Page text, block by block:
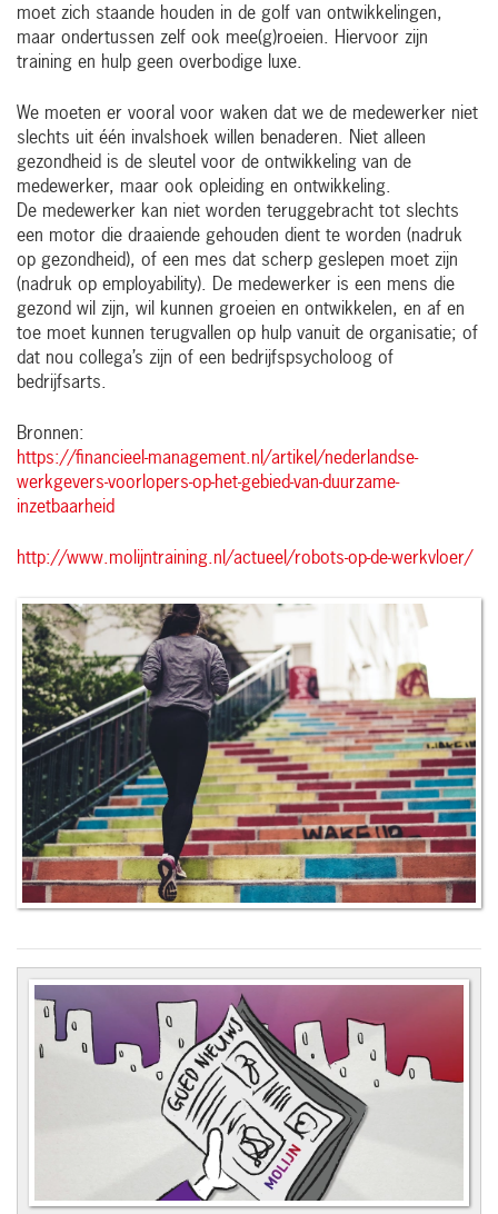
moet zich staande houden in de golf van ontwikkelingen,
maar ondertussen zelf ook mee(g)roeien. Hiervoor zijn
training en hulp geen overbodige luxe.
We moeten er vooral voor waken dat we de medewerker niet
slechts uit één invalshoek willen benaderen. Niet alleen
gezondheid is de sleutel voor de ontwikkeling van de
medewerker, maar ook opleiding en ontwikkeling.
De medewerker kan niet worden teruggebracht tot slechts
een motor die draaiende gehouden dient te worden (nadruk
op gezondheid), of een mes dat scherp geslepen moet zijn
(nadruk op employability). De medewerker is een mens die
gezond wil zijn, wil kunnen groeien en ontwikkelen, en af en
toe moet kunnen terugvallen op hulp vanuit de organisatie; of
dat nou collega’s zijn of een bedrijfspsycholoog of
bedrijfsarts.
Bronnen:
https://financieel-management.nl/artikel/nederlandse-
werkgevers-voorlopers-op-het-gebied-van-duurzame-
inzetbaarheid
http://www.molijntraining.nl/actueel/robots-op-de-werkvloer/